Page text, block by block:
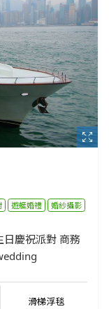
遊艇婚禮
婚紗攝影
慶祝派對 商務
滑梯浮毯